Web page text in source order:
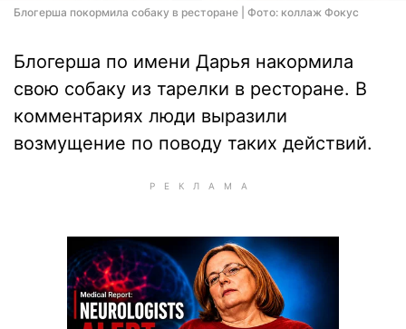
Блогерша покормила собаку в ресторане | Фото: коллаж Фокус
Блогерша по имени Дарья накормила
свою собаку из тарелки в ресторане. В
комментариях люди выразили
возмущение по поводу таких действий.